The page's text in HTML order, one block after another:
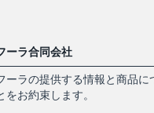
ーラ合同会社
ーラの提供する情報と商品に
をお約束します。